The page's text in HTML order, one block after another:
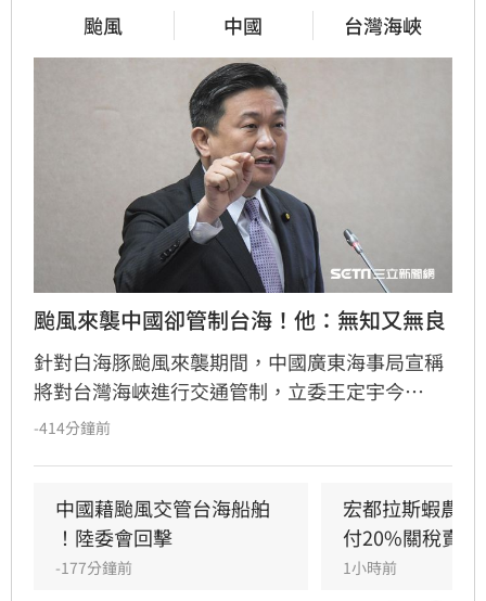
颱風 中國 台灣海峽
颱風來襲中國卻管制台海！他：無知又無良
針對白海豚颱風來襲期間，中國廣東海事局宣稱
將對台灣海峽進行交通管制，立委王定宇今
（8）日嚴詞批評，直指中國政府此舉既無知又
方，更藐視國際規範。他強調，中國人民處於水
深火熱，政府卻忙於政治操作。王定宇感嘆，中
國作為大國卻缺乏基本素質，並再次提醒「誰跟
-414分鐘前
中國藉颱風交管台海船舶
！陸委會回擊
-177分鐘前
宏都拉斯蝦農
付20%關稅賣台
1小時前